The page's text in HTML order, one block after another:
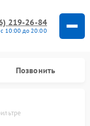
219-26-84
с 10:00 до 20:00
Позвонить